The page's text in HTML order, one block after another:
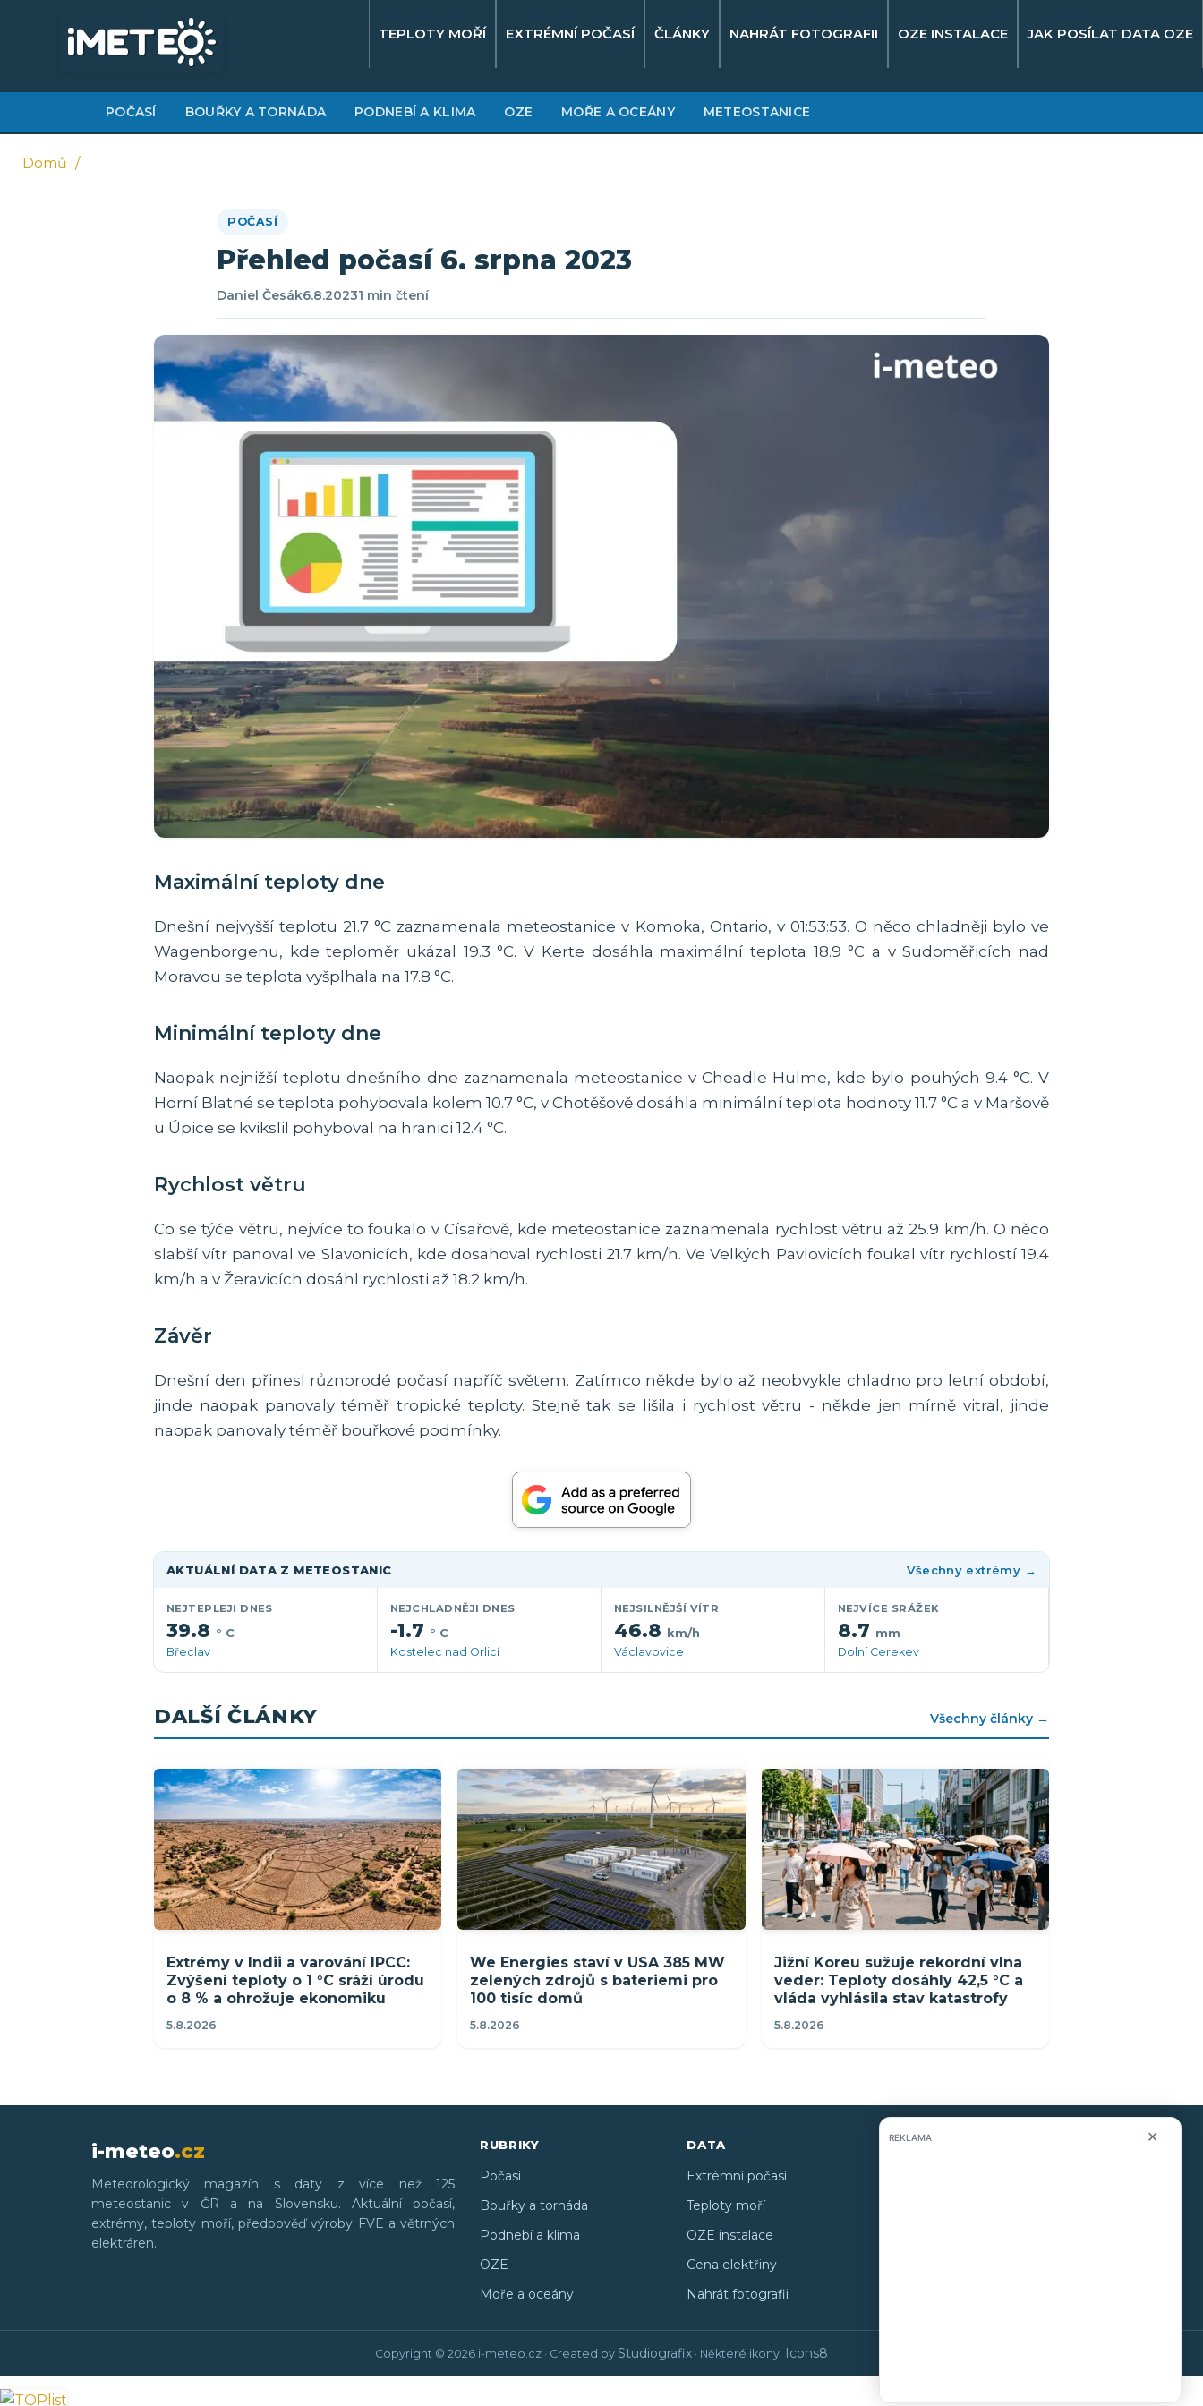
hlavnímu
TEPLOTY MOŘÍ EXTRÉMNÍ POČASÍ ČLÁNKY NAHRÁT FOTOGRAFII OZE INSTALACE JAK POSÍLAT DATA OZE
POČASÍ BOUŘKY A TORNÁDA PODNEBÍ A KLIMA OZE MOŘE A OCEÁNY METEOSTANICE
Domů
POČASÍ
Přehled počasí 6. srpna 2023
Daniel Česák6.8.20231 min čtení
Maximální teploty dne
Dnešní nejvyšší teplotu 21.7 °C zaznamenala meteostanice v Komoka, Ontario, v 01:53:53. O něco chladněji bylo ve
Wagenborgenu, kde teploměr ukázal 19.3 °C. V Kerte dosáhla maximální teplota 18.9 °C a v Sudoměřicích nad
Moravou se teplota vyšplhala na 17.8 °C.
Minimální teploty dne
Naopak nejnižší teplotu dnešního dne zaznamenala meteostanice v Cheadle Hulme, kde bylo pouhých 9.4 °C. V
Horní Blatné se teplota pohybovala kolem 10.7 °C, v Chotěšově dosáhla minimální teplota hodnoty 11.7 °C a v Maršově
u Úpice se kvikslil pohyboval na hranici 12.4 °C.
Rychlost větru
Co se týče větru, nejvíce to foukalo v Císařově, kde meteostanice zaznamenala rychlost větru až 25.9 km/h. O něco
slabší vítr panoval ve Slavonicích, kde dosahoval rychlosti 21.7 km/h. Ve Velkých Pavlovicích foukal vítr rychlostí 19.4
km/h a v Žeravicích dosáhl rychlosti až 18.2 km/h.
Závěr
Dnešní den přinesl různorodé počasí napříč světem. Zatímco někde bylo až neobvykle chladno pro letní období,
jinde naopak panovaly téměř tropické teploty. Stejně tak se lišila i rychlost větru - někde jen mírně vitral, jinde
naopak panovaly téměř bouřkové podmínky.
AKTUÁLNÍ DATA Z METEOSTANIC Všechny extrémy →
NEJTEPLEJI DNES
39.8 ° C
Břeclav
NEJCHLADNĚJI DNES
-1.7 ° C
Kostelec nad Orlicí
NEJSILNĚJŠÍ VÍTR
46.8 km/h
Václavovice
NEJVÍCE SRÁŽEK
8.7 mm
Dolní Cerekev
DALŠÍ ČLÁNKY Všechny články →
Extrémy v Indii a varování IPCC:
Zvýšení teploty o 1 °C sráží úrodu
o 8 % a ohrožuje ekonomiku
5.8.2026
We Energies staví v USA 385 MW
zelených zdrojů s bateriemi pro
100 tisíc domů
5.8.2026
Jižní Koreu sužuje rekordní vlna
veder: Teploty dosáhly 42,5 °C a
vláda vyhlásila stav katastrofy
5.8.2026
i-meteo.cz
Meteorologický magazín s daty z více než 125
meteostanic v ČR a na Slovensku. Aktuální počasí,
extrémy, teploty moří, předpověď výroby FVE a větrných
elektráren.
RUBRIKY
Počasí
Bouřky a tornáda
Podnebí a klima
OZE
Moře a oceány
DATA
Extrémní počasí
Teploty moří
OZE instalace
Cena elektřiny
Nahrát fotografii
KONTAKT
Copyright © 2026 i-meteo.cz · Created by Studiografix · Některé ikony: Icons8
REKLAMA ✕